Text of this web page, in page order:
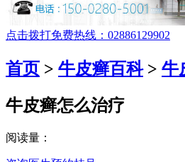
点击拨打免费热线：02886129902
首页 > 牛皮癣百科> 牛
牛皮癣怎么治疗
阅读量：